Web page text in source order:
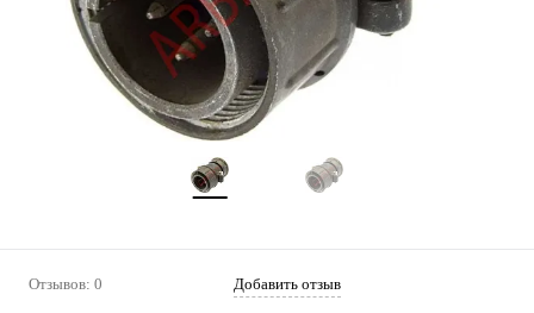
Отзывов: 0 Добавить отзыв